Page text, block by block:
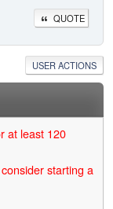
QUOTE
USER ACTIONS
at least 120
starting a